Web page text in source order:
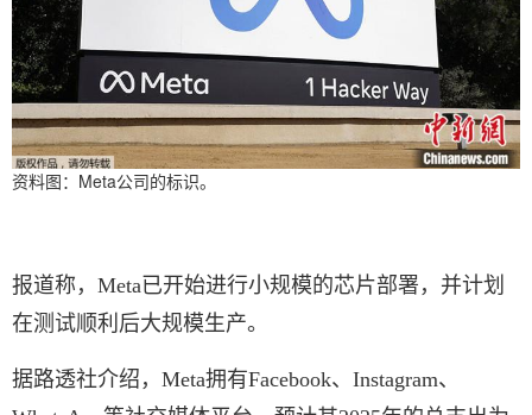
资料图：Meta公司的标识。
报道称，Meta已开始进行小规模的芯片部署，并计划
在测试顺利后大规模生产。
据路透社介绍，Meta拥有Facebook、Instagram、